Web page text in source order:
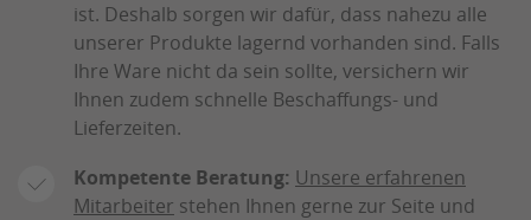
ist. Deshalb sorgen wir dafür, dass nahezu alle
unserer Produkte lagernd vorhanden sind. Falls
Ihre Ware nicht da sein sollte, versichern wir
Ihnen zudem schnelle Beschaffungs- und
Lieferzeiten.
Kompetente Beratung: Unsere erfahrenen
Mitarbeiter stehen Ihnen gerne zur Seite und